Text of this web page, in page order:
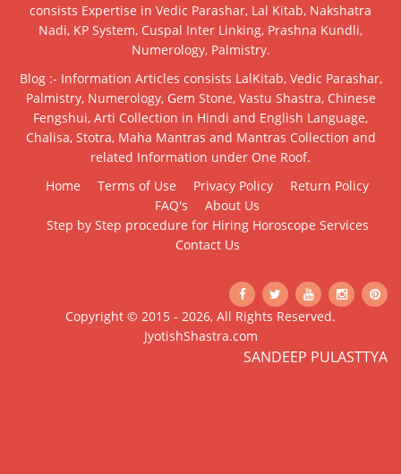
consists Expertise in Vedic Parashar, Lal Kitab, Nakshatra
Nadi, KP System, Cuspal Inter Linking, Prashna Kundli,
Numerology, Palmistry.
Blog :- Information Articles consists LalKitab, Vedic Parashar,
Palmistry, Numerology, Gem Stone, Vastu Shastra, Chinese
Fengshui, Arti Collection in Hindi and English Language,
Chalisa, Stotra, Maha Mantras and Mantras Collection and
related Information under One Roof.
Home
Terms of Use Privacy Policy
Return Policy
FAQ's
About Us
Step by Step procedure for Hiring Horoscope Services
Contact Us
Copyright © 2015 - 2026, All Rights Reserved.
JyotishShastra.com
SANDEEP PULASTTYA